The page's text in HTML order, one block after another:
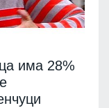
има 28%